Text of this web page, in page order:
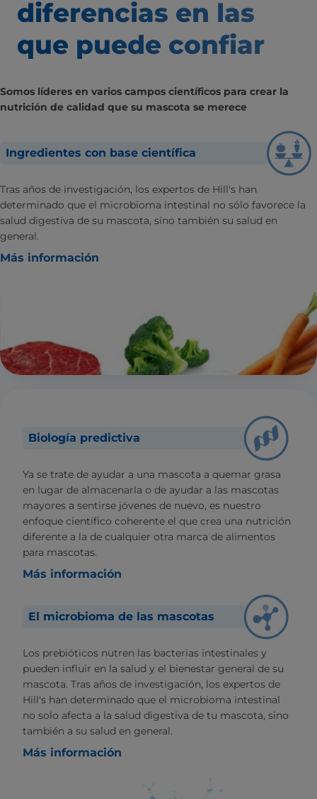
diferencias en las
que puede confiar
Somos líderes en varios campos científicos para crear la
nutrición de calidad que su mascota se merece
Ingredientes con base científica
Tras años de investigación, los expertos de Hill's han
determinado que el microbioma intestinal no sólo favorece la
salud digestiva de su mascota, sino también su salud en
general.
Más información
Biología predictiva
Ya se trate de ayudar a una mascota a quemar grasa
en lugar de almacenarla o de ayudar a las mascotas
mayores a sentirse jóvenes de nuevo, es nuestro
enfoque científico coherente el que crea una nutrición
diferente a la de cualquier otra marca de alimentos
para mascotas.
Más información
El microbioma de las mascotas
Los prebióticos nutren las bacterias intestinales y
pueden influir en la salud y el bienestar general de su
mascota. Tras años de investigación, los expertos de
Hill's han determinado que el microbioma intestinal
no solo afecta a la salud digestiva de tu mascota, sino
también a su salud en general.
Más información